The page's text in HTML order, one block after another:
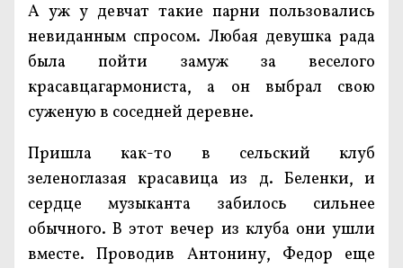
А уж у девчат такие парни пользовались
невиданным спросом. Любая девушка рада
была пойти замуж за веселого
красавцагармониста, а он выбрал свою
суженую в соседней деревне.
Пришла как-то в сельский клуб
зеленоглазая красавица из д. Беленки, и
сердце музыканта забилось сильнее
обычного. В этот вечер из клуба они ушли
вместе. Проводив Антонину, Федор еще